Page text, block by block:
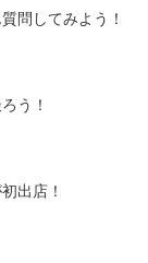
問してみよう！
う！
出店！